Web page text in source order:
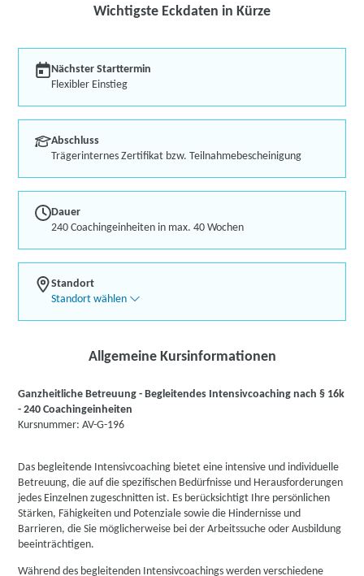
Wichtigste Eckdaten in Kürze
Nächster Starttermin
Flexibler Einstieg
Abschluss
Trägerinternes Zertifikat bzw. Teilnahmebescheinigung
Dauer
240 Coachingeinheiten in max. 40 Wochen
Standort
Standort wählen
Allgemeine Kursinformationen
Ganzheitliche Betreuung - Begleitendes Intensivcoaching nach § 16k
- 240 Coachingeinheiten
Kursnummer: AV-G-196
Das begleitende Intensivcoaching bietet eine intensive und individuelle
Betreuung, die auf die spezifischen Bedürfnisse und Herausforderungen
jedes Einzelnen zugeschnitten ist. Es berücksichtigt Ihre persönlichen
Stärken, Fähigkeiten und Potenziale sowie die Hindernisse und
Barrieren, die Sie möglicherweise bei der Arbeitssuche oder Ausbildung
beeinträchtigen.
Während des begleitenden Intensivcoachings werden verschiedene